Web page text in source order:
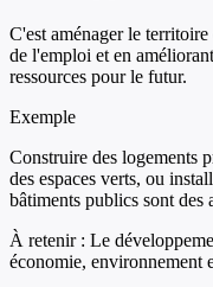
C'est aménager le
de l'emploi et en
ressources pour le futur.
Exemple
Construire des logements
des espaces verts, ou
bâtiments publics sont des
À retenir : Le
économie, environnement